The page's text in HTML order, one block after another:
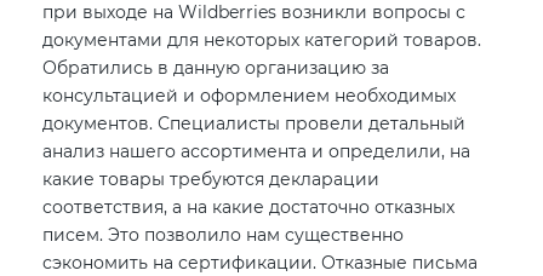
при выходе на Wildberries возникли вопросы с
документами для некоторых категорий товаров.
Обратились в данную организацию за
консультацией и оформлением необходимых
документов. Специалисты провели детальный
анализ нашего ассортимента и определили, на
какие товары требуются декларации
соответствия, а на какие достаточно отказных
писем. Это позволило нам существенно
сэкономить на сертификации. Отказные письма